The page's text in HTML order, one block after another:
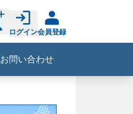
ログイン会員登録
お問い合わせ